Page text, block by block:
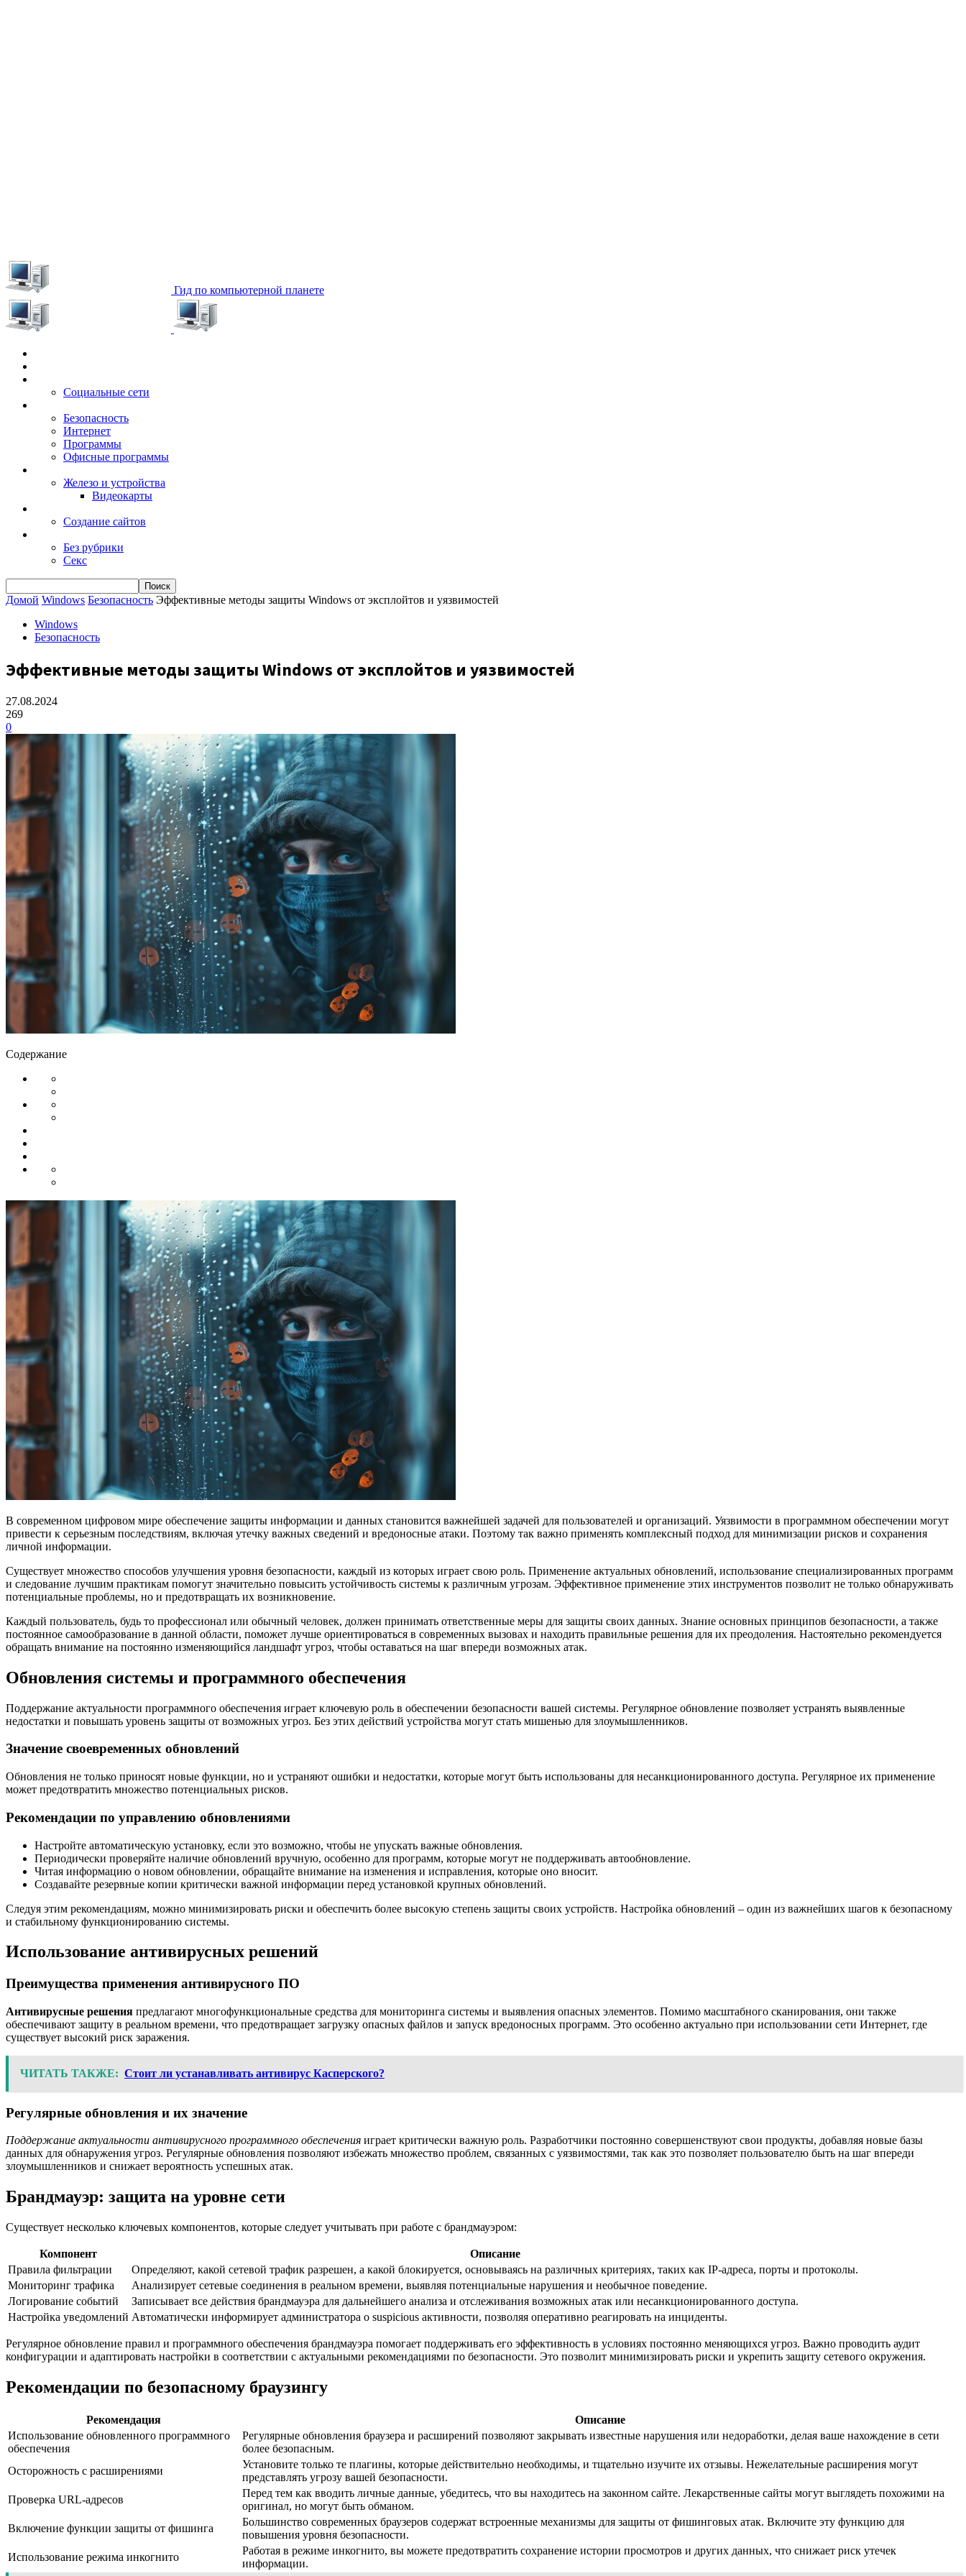
Гид по компьютерной планете
Социальные сети
Безопасность
Интернет
Программы
Офисные программы
Железо и устройства
Видеокарты
Создание сайтов
Без рубрики
Секс
Домой Windows Безопасность Эффективные методы защиты Windows от эксплойтов и уязвимостей
Windows
Безопасность
Эффективные методы защиты Windows от эксплойтов и уязвимостей
27.08.2024
269
0
Содержание
В современном цифровом мире обеспечение защиты информации и данных становится важнейшей задачей для пользователей и организаций. Уязвимости в программном обеспечении могут
привести к серьезным последствиям, включая утечку важных сведений и вредоносные атаки. Поэтому так важно применять комплексный подход для минимизации рисков и сохранения
личной информации.
Существует множество способов улучшения уровня безопасности, каждый из которых играет свою роль. Применение актуальных обновлений, использование специализированных программ
и следование лучшим практикам помогут значительно повысить устойчивость системы к различным угрозам. Эффективное применение этих инструментов позволит не только обнаруживать
потенциальные проблемы, но и предотвращать их возникновение.
Каждый пользователь, будь то профессионал или обычный человек, должен принимать ответственные меры для защиты своих данных. Знание основных принципов безопасности, а также
постоянное самообразование в данной области, поможет лучше ориентироваться в современных вызовах и находить правильные решения для их преодоления. Настоятельно рекомендуется
обращать внимание на постоянно изменяющийся ландшафт угроз, чтобы оставаться на шаг впереди возможных атак.
Обновления системы и программного обеспечения
Поддержание актуальности программного обеспечения играет ключевую роль в обеспечении безопасности вашей системы. Регулярное обновление позволяет устранять выявленные
недостатки и повышать уровень защиты от возможных угроз. Без этих действий устройства могут стать мишенью для злоумышленников.
Значение своевременных обновлений
Обновления не только приносят новые функции, но и устраняют ошибки и недостатки, которые могут быть использованы для несанкционированного доступа. Регулярное их применение
может предотвратить множество потенциальных рисков.
Рекомендации по управлению обновлениями
Настройте автоматическую установку, если это возможно, чтобы не упускать важные обновления.
Периодически проверяйте наличие обновлений вручную, особенно для программ, которые могут не поддерживать автообновление.
Читая информацию о новом обновлении, обращайте внимание на изменения и исправления, которые оно вносит.
Создавайте резервные копии критически важной информации перед установкой крупных обновлений.
Следуя этим рекомендациям, можно минимизировать риски и обеспечить более высокую степень защиты своих устройств. Настройка обновлений – один из важнейших шагов к безопасному
и стабильному функционированию системы.
Использование антивирусных решений
Преимущества применения антивирусного ПО
Антивирусные решения предлагают многофункциональные средства для мониторинга системы и выявления опасных элементов. Помимо масштабного сканирования, они также
обеспечивают защиту в реальном времени, что предотвращает загрузку опасных файлов и запуск вредоносных программ. Это особенно актуально при использовании сети Интернет, где
существует высокий риск заражения.
ЧИТАТЬ ТАКЖЕ: Стоит ли устанавливать антивирус Касперского?
Регулярные обновления и их значение
Поддержание актуальности антивирусного программного обеспечения играет критически важную роль. Разработчики постоянно совершенствуют свои продукты, добавляя новые базы
данных для обнаружения угроз. Регулярные обновления позволяют избежать множество проблем, связанных с уязвимостями, так как это позволяет пользователю быть на шаг впереди
злоумышленников и снижает вероятность успешных атак.
Брандмауэр: защита на уровне сети
Существует несколько ключевых компонентов, которые следует учитывать при работе с брандмауэром:
Компонент
Описание
Правила фильтрации
Определяют, какой сетевой трафик разрешен, а какой блокируется, основываясь на различных критериях, таких как IP-адреса, порты и протоколы.
Мониторинг трафика
Анализирует сетевые соединения в реальном времени, выявляя потенциальные нарушения и необычное поведение.
Логирование событий
Записывает все действия брандмауэра для дальнейшего анализа и отслеживания возможных атак или несанкционированного доступа.
Настройка уведомлений Автоматически информирует администратора о suspicious активности, позволяя оперативно реагировать на инциденты.
Регулярное обновление правил и программного обеспечения брандмауэра помогает поддерживать его эффективность в условиях постоянно меняющихся угроз. Важно проводить аудит
конфигурации и адаптировать настройки в соответствии с актуальными рекомендациями по безопасности. Это позволит минимизировать риски и укрепить защиту сетевого окружения.
Рекомендации по безопасному браузингу
Рекомендация
Описание
Использование обновленного программного
обеспечения
Регулярные обновления браузера и расширений позволяют закрывать известные нарушения или недоработки, делая ваше нахождение в сети
более безопасным.
Осторожность с расширениями
Установите только те плагины, которые действительно необходимы, и тщательно изучите их отзывы. Нежелательные расширения могут
представлять угрозу вашей безопасности.
Проверка URL-адресов
Перед тем как вводить личные данные, убедитесь, что вы находитесь на законном сайте. Лекарственные сайты могут выглядеть похожими на
оригинал, но могут быть обманом.
Включение функции защиты от фишинга
Большинство современных браузеров содержат встроенные механизмы для защиты от фишинговых атак. Включите эту функцию для
повышения уровня безопасности.
Использование режима инкогнито
Работая в режиме инкогнито, вы можете предотвратить сохранение истории просмотров и других данных, что снижает риск утечек
информации.